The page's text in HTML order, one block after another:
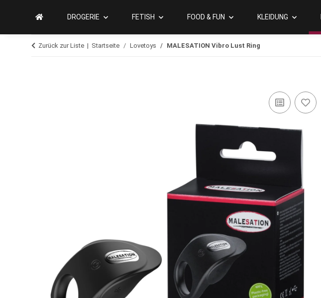
DROGERIE FETISH FOOD & FUN KLEIDUNG
Zurück zur Liste Startseite Lovetoys MALESATION Vibro Lust Ring